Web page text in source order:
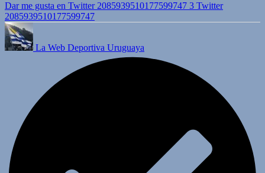
Dar me gusta en Twitter 2085939510177599747 3 Twitter
2085939510177599747
La Web Deportiva Uruguaya